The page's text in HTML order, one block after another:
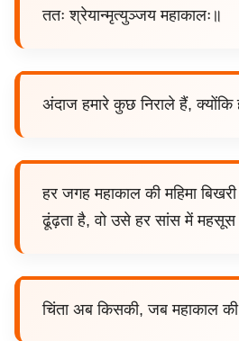
ततः श्रेयान्मृत्युञ्जय महाकालः॥
अंदाज हमारे कुछ निराले हैं, क्योंकि
हर जगह महाकाल की महिमा
ढूंढ़ता है, वो उसे हर सांस में महसूस
चिंता अब किसकी, जब महाकाल